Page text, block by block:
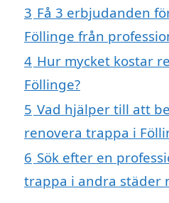
3 Få 3 erbjudanden
Föllinge från
4 Hur mycket kostar
Föllinge?
5 Vad hjälper till att
renovera trappa i
6 Sök efter en
trappa i andra städer